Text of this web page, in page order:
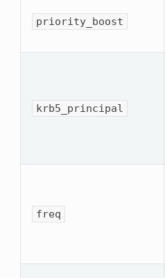
priority_boost
krb5_principal
freq